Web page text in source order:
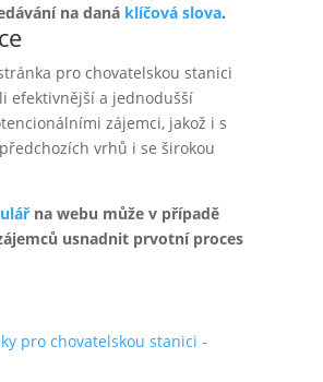
na daná klíčová slova.
pro chovatelskou stanici
efektivnější a jednodušší
zájemci, jakož i s
vrhů i se širokou
na webu může v případě
usnadnit prvotní proces